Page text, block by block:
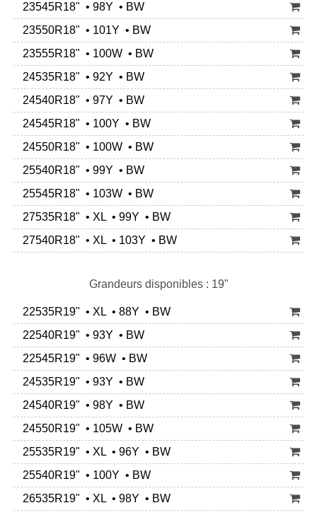
23545R18" • 98Y • BW
23550R18" • 101Y • BW
23555R18" • 100W • BW
24535R18" • 92Y • BW
24540R18" • 97Y • BW
24545R18" • 100Y • BW
24550R18" • 100W • BW
25540R18" • 99Y • BW
25545R18" • 103W • BW
27535R18" • XL • 99Y • BW
27540R18" • XL • 103Y • BW
Grandeurs disponibles : 19"
22535R19" • XL • 88Y • BW
22540R19" • 93Y • BW
22545R19" • 96W • BW
24535R19" • 93Y • BW
24540R19" • 98Y • BW
24550R19" • 105W • BW
25535R19" • XL • 96Y • BW
25540R19" • 100Y • BW
26535R19" • XL • 98Y • BW